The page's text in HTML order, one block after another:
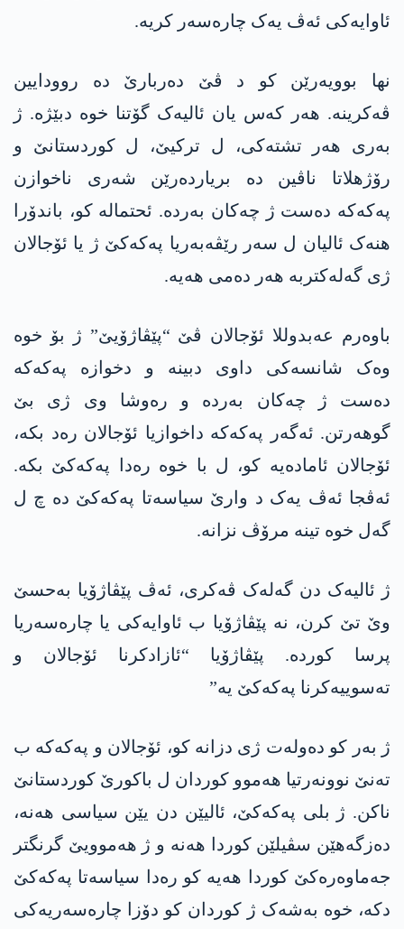
ئاوایەکی ئەڤ یەک چارەسەر کریە.
نھا بوویەرێن کو د ڤێ دەربارێ دە روودایین
ڤەکرینە. ھەر کەس یان ئالیەک گۆتنا خوە دبێژە. ژ
بەری ھەر تشتەکی، ل ترکیێ، ل کوردستانێ و
رۆژھلاتا ناڤین دە بریاردەرێن شەری ناخوازن
پەکەکە دەست ژ چەکان بەردە. ئحتمالە کو، باندۆرا
ھنەک ئالیان ل سەر رێڤەبەریا پەکەکێ ژ یا ئۆجالان
ژی گەلەکتربە ھەر دەمی ھەیە.
باوەرم عەبدوللا ئۆجالان ڤێ “پێڤاژۆیێ” ژ بۆ خوە
وەک شانسەکی داوی دبینە و دخوازە پەکەکە
دەست ژ چەکان بەردە و رەوشا وی ژی بێ
گوھەرتن. ئەگەر پەکەکە داخوازیا ئۆجالان رەد بکە،
ئۆجالان ئامادەیە کو، ل با خوە رەدا پەکەکێ بکە.
ئەڤجا ئەڤ یەک د وارێ سیاسەتا پەکەکێ دە چ ل
گەل خوە تینە مرۆڤ نزانە.
ژ ئالیەک دن گەلەک ڤەکری، ئەڤ پێڤاژۆیا بەحسێ
وێ تێ کرن، نە پێڤاژۆیا ب ئاوایەکی یا چارەسەریا
پرسا کوردە. پێڤاژۆیا “ئازادکرنا ئۆجالان و
تەسوییەکرنا پەکەکێ یە”
ژ بەر کو دەولەت ژی دزانە کو، ئۆجالان و پەکەکە ب
تەنێ نوونەرتیا ھەموو کوردان ل باکورێ کوردستانێ
ناکن. ژ بلی پەکەکێ، ئالیێن دن یێن سیاسی ھەنە،
دەزگەھێن سڤیلێن کوردا ھەنە و ژ ھەموویێ گرنگتر
جەماوەرەکێ کوردا ھەیە کو رەدا سیاسەتا پەکەکێ
دکە، خوە بەشەک ژ کوردان کو دۆزا چارەسەریەکی